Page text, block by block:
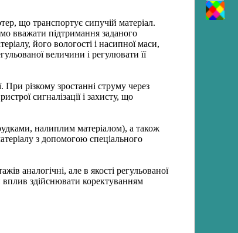
що транспортує сипучій матеріал.
вважати підтримання заданого
його вологості і насипної маси,
величини і регулювати її
При різкому зростанні струму через
сигналізації і захисту, що
налиплим матеріалом), а також
з допомогою спеціального
аналогічні, але в якості регульованої
здійснювати коректуванням